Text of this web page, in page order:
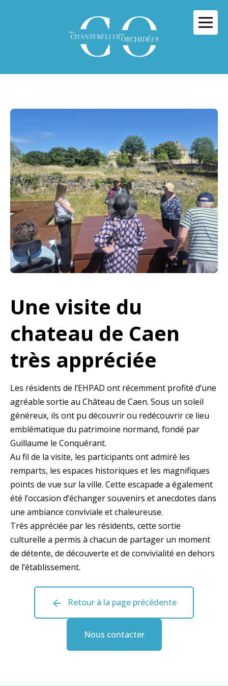
Une visite du
chateau de Caen
très appréciée
Les résidents de l’EHPAD ont récemment profité d’une
agréable sortie au Château de Caen. Sous un soleil
généreux, ils ont pu découvrir ou redécouvrir ce lieu
emblématique du patrimoine normand, fondé par
Guillaume le Conquérant.
Au fil de la visite, les participants ont admiré les
remparts, les espaces historiques et les magnifiques
points de vue sur la ville. Cette escapade a également
été l’occasion d’échanger souvenirs et anecdotes dans
une ambiance conviviale et chaleureuse.
Très appréciée par les résidents, cette sortie
culturelle a permis à chacun de partager un moment
de détente, de découverte et de convivialité en dehors
de l’établissement.
Retour à la page précédente
Nous contacter